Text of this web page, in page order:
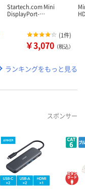
Startech.com Mini
DisplayPort-…
(1件)
￥3,070 （税込）
ランキングをもっと見る
スポンサー